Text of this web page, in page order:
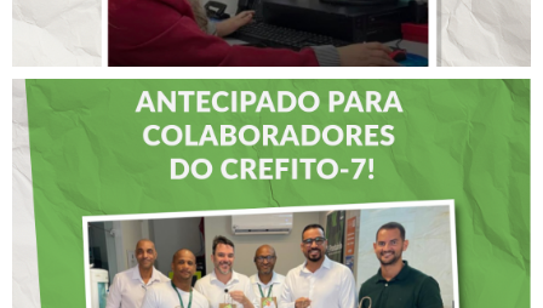
DIA DOS PAIS É
ANTECIPADO PARA
COLABORADORES DO